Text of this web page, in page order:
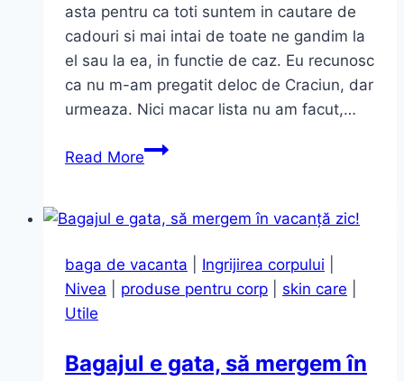
asta pentru ca toti suntem in cautare de
cadouri si mai intai de toate ne gandim la
el sau la ea, in functie de caz. Eu recunosc
ca nu m-am pregatit deloc de Craciun, dar
urmeaza. Nici macar lista nu am facut,…
Read MoreCadouri
potrivite
iubit(a)
baga de vacanta Ingrijirea corpului
Nivea
produse pentru corp skin care
Utile
Bagajul e gata, să mergem în